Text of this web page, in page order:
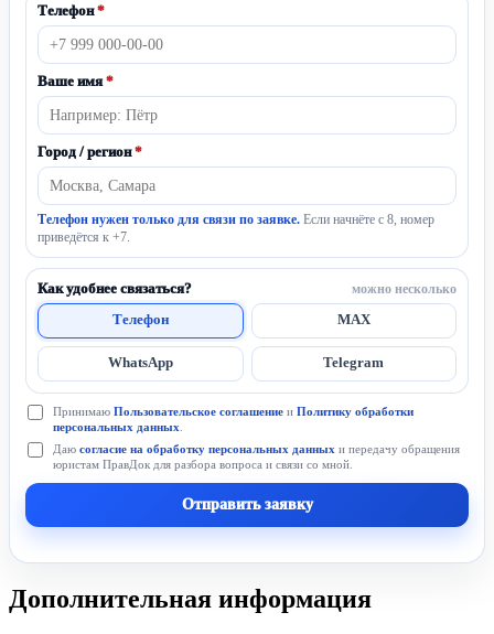
Телефон*
Ваше имя*
Город / регион*
Телефон нужен только для связи по заявке. Если начнёте с 8, номер
приведётся к +7.
Как удобнее связаться? можно несколько
Телефон MAX
WhatsApp Telegram
Принимаю Пользовательское соглашение и Политику обработки
персональных данных
Даю согласие на обработку персональных данных и передачу обращения
юристам ПравДок для разбора вопроса и связи со мной.
Отправить заявку
Дополнительная информация